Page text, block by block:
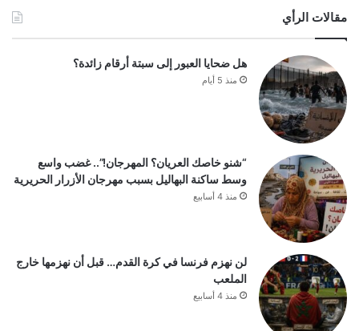
مقالات الرأي
هل ضحايا العبور إلى سبتة أرقام زائدة؟
منذ 5 أيام
“شنو خاصك العريان؟ المهرجان!”.. غضب واسع
وسط ساكنة البهاليل بسبب مهرجان الأزرار الحريرية
منذ 4 أسابيع
لن نهزم فرنسا في كرة القدم… قبل أن نهزمها خارج
الملعب
منذ 4 أسابيع